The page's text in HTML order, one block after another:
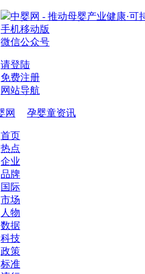
中婴网 - 推动母婴产业健康·可
手机移动版
微信公众号
请登陆
免费注册
网站导航
孕婴童资讯
首页
热点
企业
品牌
国际
市场
人物
数据
科技
政策
标准